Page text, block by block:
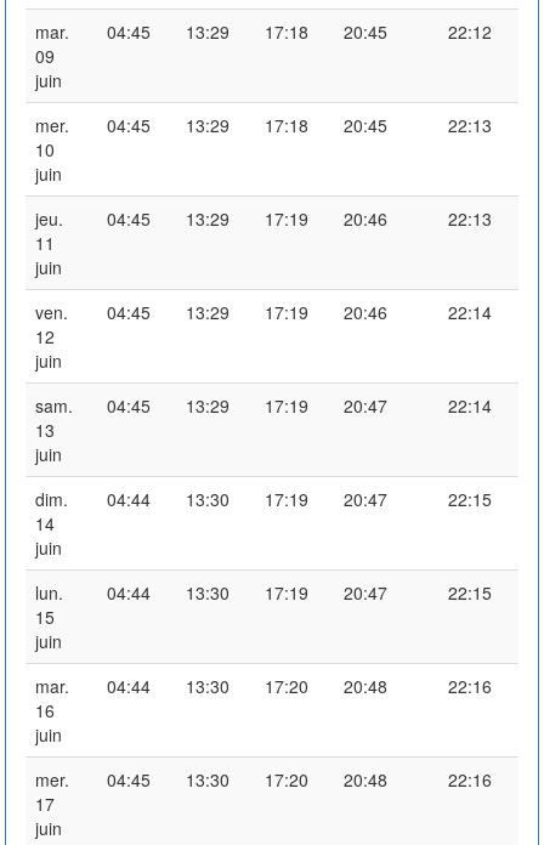
mar.
09
juin
04:45 13:29 17:18 20:45 22:12
mer.
10
juin
04:45 13:29 17:18 20:45 22:13
jeu.
11
juin
04:45 13:29 17:19 20:46 22:13
ven.
12
juin
04:45 13:29 17:19 20:46 22:14
sam.
13
juin
04:45 13:29 17:19 20:47 22:14
dim.
14
juin
04:44 13:30 17:19 20:47 22:15
lun.
15
juin
04:44 13:30 17:19 20:47 22:15
mar.
16
juin
04:44 13:30 17:20 20:48 22:16
mer.
17
juin
04:45 13:30 17:20 20:48 22:16